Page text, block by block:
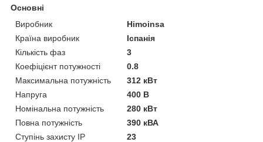
Основні
Виробник
Himoinsa
Країна виробник
Іспанія
Кількість фаз
3
Коефіцієнт потужності
0.8
Максимальна потужність
312 кВт
Напруга
400 В
Номінальна потужність
280 кВт
Повна потужність
390 кВА
Ступінь захисту IP
23